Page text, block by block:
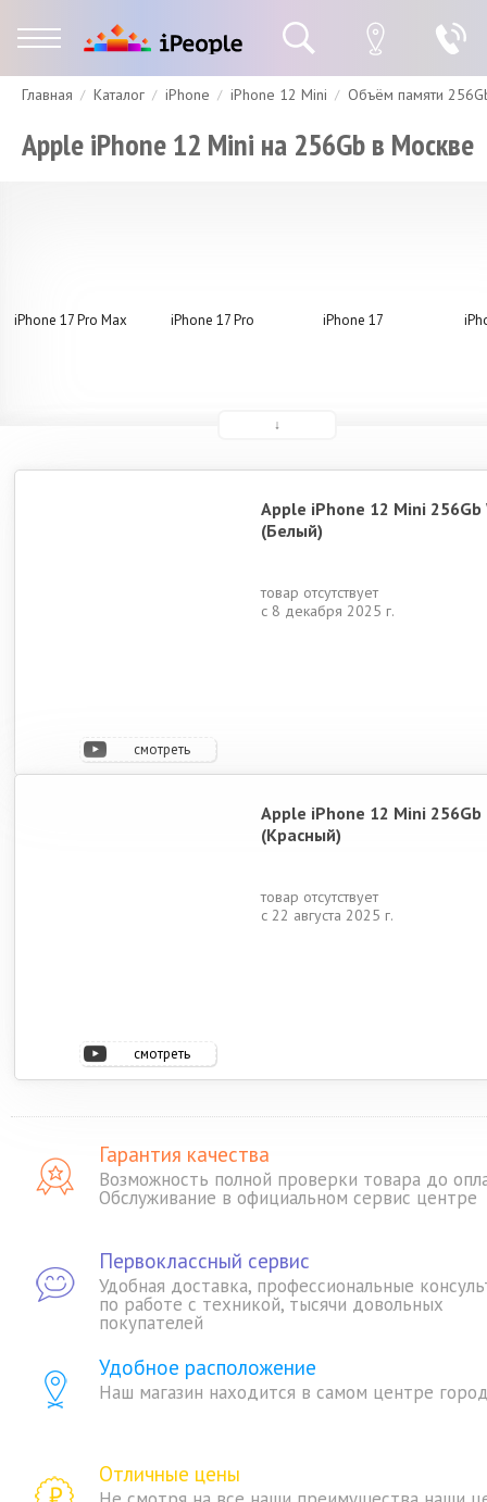
Гарантия Доставка и оплата Спецпредложения Скидки
Главная Каталог iPhone iPhone 12 Mini Объём памяти
Apple iPhone 12 Mini на 256Gb в Москве
iPhone 17 Pro Max iPhone 17 Pro iPhone 17
iPhone 14 Plus iPhone
iPhone 14 Pro Max iPhone 14 Pro
↓
смотреть
видео
Apple iPhone 12 Mini
(Белый)
товар отсутствует
с 8 декабря 2025 г.
смотреть
видео
Apple iPhone 12 Mini 256Gb
(Красный)
товар отсутствует
с 22 августа 2025 г.
Гарантия качества
Возможность полной проверки товара до
Обслуживание в официальном сервис центре
Первоклассный сервис
Удобная доставка, профессиональные
по работе с техникой, тысячи довольных
покупателей
Удобное расположение
Наш магазин находится в самом центре
Отличные цены